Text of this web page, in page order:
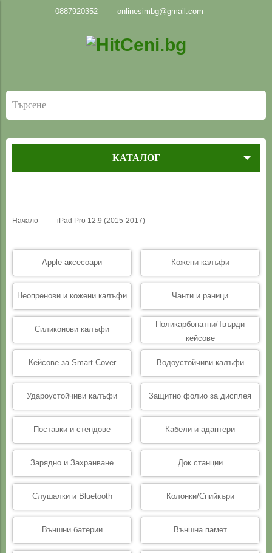
0887920352 onlinesimbg@gmail.com
КАТАЛОГ
Начало iPad Pro 12.9 (2015-2017)
Apple аксесоари Кожени калъфи
Неопренови и кожени калъфи Чанти и раници
Силиконови калъфи
Поликарбонатни/Твърди
кейсове
Кейсове за Smart Cover Водоустойчиви калъфи
Удароустойчиви калъфи Защитно фолио за дисплея
Поставки и стендове Кабели и адаптери
Зарядно и Захранване Док станции
Слушалки и Bluetooth Колонки/Спийкъри
Външни батерии Външна памет